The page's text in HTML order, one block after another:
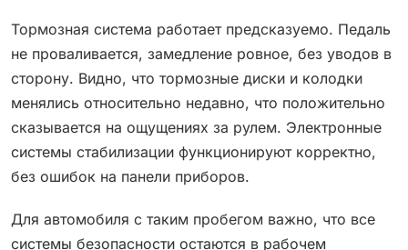
Тормозная система работает предсказуемо. Педаль
не проваливается, замедление ровное, без уводов в
сторону. Видно, что тормозные диски и колодки
менялись относительно недавно, что положительно
сказывается на ощущениях за рулем. Электронные
системы стабилизации функционируют корректно,
без ошибок на панели приборов.
Для автомобиля с таким пробегом важно, что все
системы безопасности остаются в рабочем